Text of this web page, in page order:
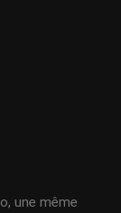
une même